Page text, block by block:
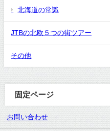
北海道の常識
JTBの北欧５つの街ツアー
その他
固定ページ
お問い合わせ